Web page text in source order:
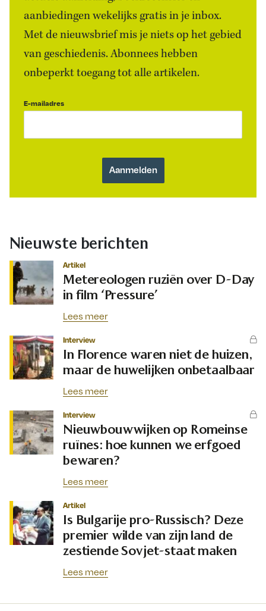
aanbiedingen wekelijks gratis in je inbox.
Met de nieuwsbrief mis je niets op het gebied
van geschiedenis. Abonnees hebben
onbeperkt toegang tot alle artikelen.
E-mailadres
Nieuwste berichten
Artikel
Metereologen ruziën over D-Day
in film ‘Pressure’
Lees meer
Interview
In Florence waren niet de huizen,
maar de huwelijken onbetaalbaar
Lees meer
Interview
Nieuwbouwwijken op Romeinse
ruïnes: hoe kunnen we erfgoed
bewaren?
Lees meer
Artikel
Is Bulgarije pro-Russisch? Deze
premier wilde van zijn land de
zestiende Sovjet-staat maken
Lees meer